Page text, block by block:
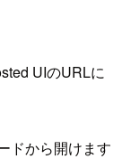
UIのURLに
ドから開けます